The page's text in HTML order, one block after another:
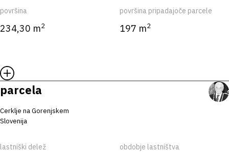
površina
234,30 m2
površina pripadajoče parcele
197 m2
parcela
Cerklje na Gorenjskem
Slovenija
lastniški delež obdobje lastništva